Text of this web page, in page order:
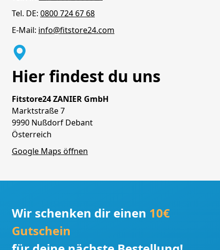
Tel. DE: 0800 724 67 68
E-Mail: info@fitstore24.com
Hier findest du uns
Fitstore24 ZANIER GmbH
Marktstraße 7
9990 Nußdorf Debant
Österreich
Google Maps öffnen
Wir schenken dir einen 10€
Gutschein